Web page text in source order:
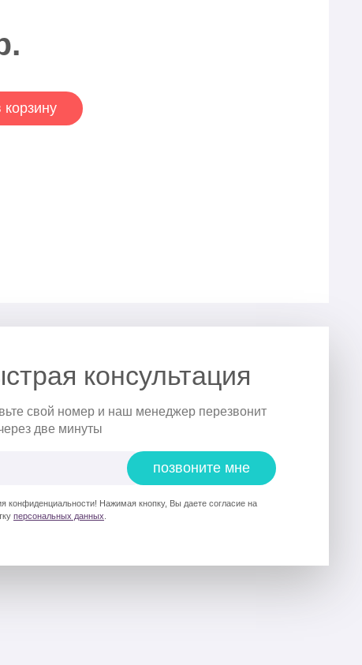
консультация
свой номер и наш менеджер перезвонит
две минуты
позвоните мне
конфиденциальности! Нажимая кнопку, Вы даете согласие на
персональных данных